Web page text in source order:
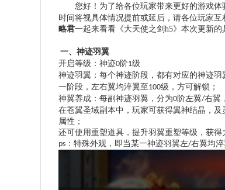
您好！为了给各位玩家带来更好的游戏体
时间将视具体情况提前或延后，请各位玩家
略君一起来看看《大天使之剑h5》本次更新的
一、神迹羽翼
开启等级： 神迹0阶1级
神迹羽翼： 每个神迹阶段，都有对应的神迹羽
一阶段，左右翼均淬翼至100级，方可解锁；
神翼养成： 每副神迹羽翼，分为0阶左翼/右翼
在苍翼圣域副本中，玩家可获得翼神结晶，
属性；
还可使用重塑道具，提升羽翼重塑等级，获得
ps： 特殊外观，即当某一神迹羽翼左/右翼均淬